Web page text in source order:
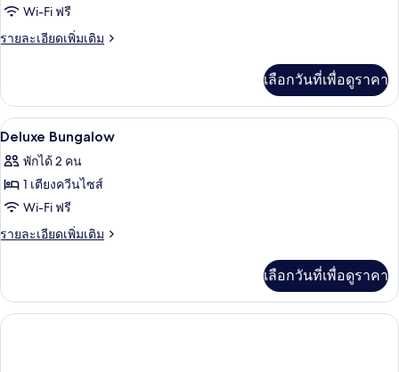
สวี
ท,
1
ของ
One-
Wi-Fi ฟรี
รายละเอียดเพิ่มเติม
ราย
เกี่ยว
กับ
One-
Bungalow
เลือกวันที่เพื่อดูราคา
เปิด
ภาพถ่าย
ทั้งหมด
ของ
Deluxe
ตู้นิรภัยในห้องพัก, โต๊ะทำงาน, พื้นที่ท
4
Deluxe Bungalow
พักได้ 2 คน
1 เตียงควีนไซส์
Wi-Fi ฟรี
รายละเอียดเพิ่มเติม
ราย
เกี่ยว
กับ
Deluxe
เลือกวันที่เพื่อดูราคา